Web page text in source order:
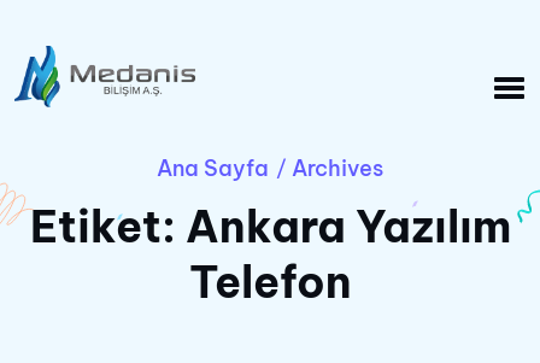
Ana Sayfa / Archives
Etiket: Ankara Yazılım
Telefon